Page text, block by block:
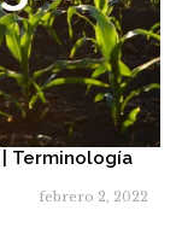
Terminología
febrero 2, 2022